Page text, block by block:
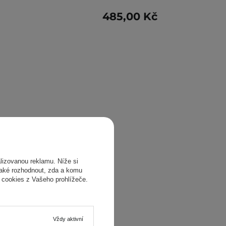
485,00 Kč
reklamu. Níže si
rozhodnout, zda a komu
z Vašeho prohlížeče.
Vždy aktivní